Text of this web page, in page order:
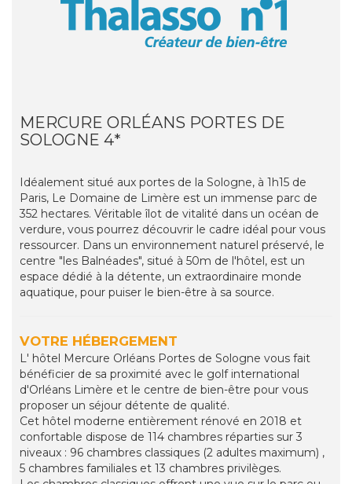
MERCURE ORLÉANS PORTES DE
SOLOGNE 4*
Idéalement situé aux portes de la Sologne, à 1h15 de
Paris, Le Domaine de Limère est un immense parc de
352 hectares. Véritable îlot de vitalité dans un océan de
verdure, vous pourrez découvrir le cadre idéal pour vous
ressourcer. Dans un environnement naturel préservé, le
centre "les Balnéades", situé à 50m de l'hôtel, est un
espace dédié à la détente, un extraordinaire monde
aquatique, pour puiser le bien-être à sa source.
VOTRE HÉBERGEMENT
L' hôtel Mercure Orléans Portes de Sologne vous fait
bénéficier de sa proximité avec le golf international
d'Orléans Limère et le centre de bien-être pour vous
proposer un séjour détente de qualité.
Cet hôtel moderne entièrement rénové en 2018 et
confortable dispose de 114 chambres réparties sur 3
niveaux : 96 chambres classiques (2 adultes maximum) ,
5 chambres familiales et 13 chambres privilèges.